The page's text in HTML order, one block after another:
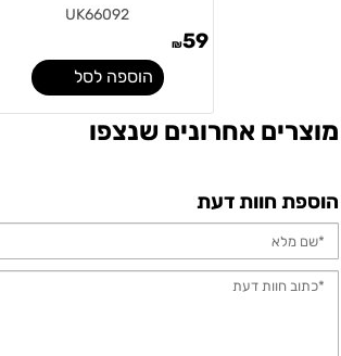
UK66092
₪59
הוספה לסל
מוצרים אחרונים שנצפו
הוספת חוות דעת